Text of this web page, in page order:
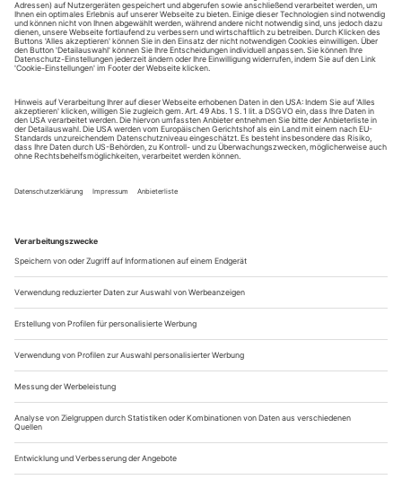
in Bochum als...
Triumph der Illusion
andere weibliche Luftgeister
Man kann es kommen sehen. Dass in dieser Ballettstunde
nicht alles mit richtigen Dingen zugeht, ist eigentlich schon
auf den ersten Blick klar. Schließlich steht die Ballettlehrerin
Schülerinnen dazu auf, die Ballettstangen auf die Bühne zu
stellen, um...
Ins Dunkle!
Die Klimakrise erobert das Unterhaltungstheater: Yael Ronens
«Rewitching Europe» im Maxim Gorki Theater, Anne-Cécile
Vandalems «Die Anderen» an der Berliner Schaubühne
Ist Yael Ronen plötzlich esoterisch geworden? Schon öfters hat
sich die israelische Re­gisseurin mit dem beißenden Humor
jetzt als Schamanin bezeichnet, und wer ihr auf der Straße in
Kreuzberg begegnet, sieht sie mit allerlei Klunkern und Ketten